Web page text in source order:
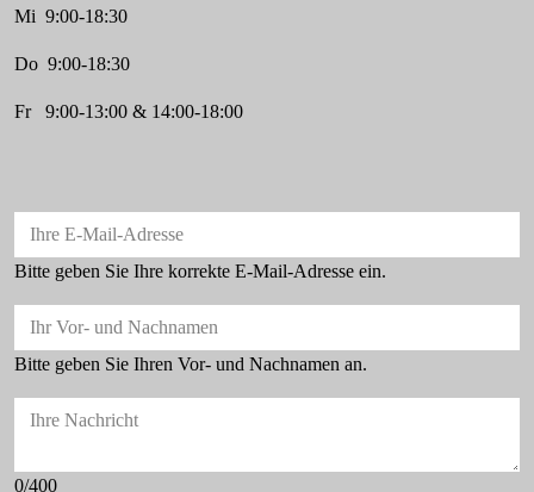
Mi 9:00-18:30
Do 9:00-18:30
Fr 9:00-13:00 & 14:00-18:00
Ihre E-Mail-Adresse
Bitte geben Sie Ihre korrekte E-Mail-Adresse ein.
Ihr Vor- und Nachnamen
Bitte geben Sie Ihren Vor- und Nachnamen an.
Ihre Nachricht
0/400